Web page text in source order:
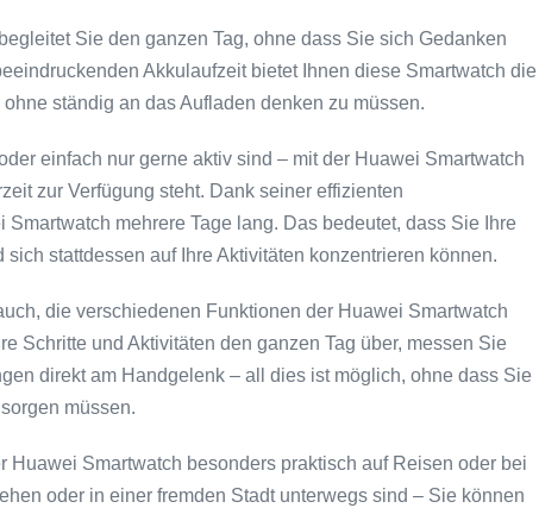
Sie den ganzen Tag, ohne dass Sie sich Gedanken
Akkulaufzeit bietet Ihnen diese Smartwatch die
ständig an das Aufladen denken zu müssen.
einfach nur gerne aktiv sind – mit der Huawei Smartwatch
zur Verfügung steht. Dank seiner effizienten
mehrere Tage lang. Das bedeutet, dass Sie Ihre
stattdessen auf Ihre Aktivitäten konzentrieren können.
die verschiedenen Funktionen der Huawei Smartwatch
Schritte und Aktivitäten den ganzen Tag über, messen Sie
direkt am Handgelenk – all dies ist möglich, ohne dass Sie
müssen.
Huawei Smartwatch besonders praktisch auf Reisen oder bei
oder in einer fremden Stadt unterwegs sind – Sie können